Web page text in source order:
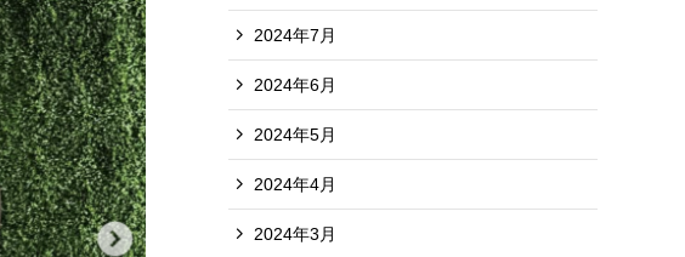
2024年7月
2024年6月
2024年5月
2024年4月
2024年3月